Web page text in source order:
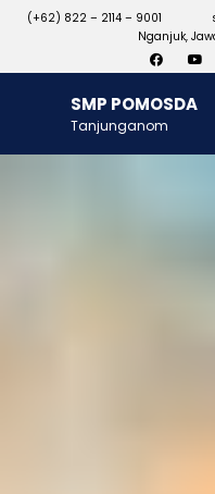
(+62) 822 – 2114 – 9001
Nganjuk,
SMP POMOSDA
Tanjunganom